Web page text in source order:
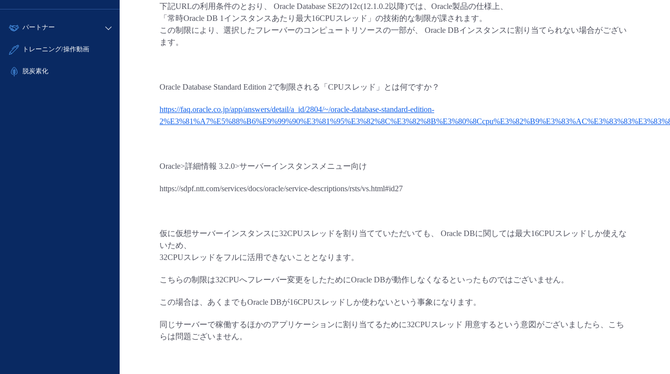
管理機能
すべてのメニューを見る
サポート
すべてのメニューを見る
- 初期設定・確認
- ユーザー機能の管理
- APIリファレンス
- IoT
- ITインフラストラクチャー
サービス稼働状況
故障/メンテナンス履歴
定期メンテナンス
パートナー
販売パートナー向けプログラム
トレーニング/操作動画
脱炭素化
下記URLの利用条件のとおり、 Oracle Database SE2の12c(12.1.0.2以降)では、Oracle製品の仕様上、
「常時Oracle DB 1インスタンスあたり最大16CPUスレッド」の技術的な制限が課されます。
この制限により、選択したフレーバーのコンピュートリソースの一部が、 Oracle DBインスタンスに割り当てられない場合がござい
ます。
Oracle Database Standard Edition 2で制限される「CPUスレッド」とは何ですか？
https://faq.oracle.co.jp/app/answers/detail/a_id/2804/~/oracle-database-standard-edition-
Oracle>詳細情報 3.2.0>サーバーインスタンスメニュー向け
https://sdpf.ntt.com/services/docs/oracle/service-descriptions/rsts/vs.html#id27
仮に仮想サーバーインスタンスに32CPUスレッドを割り当てていただいても、 Oracle DBに関しては最大16CPUスレッドしか使えな
いため、
32CPUスレッドをフルに活用できないこととなります。
こちらの制限は32CPUへフレーバー変更をしたためにOracle DBが動作しなくなるといったものではございません。
この場合は、あくまでもOracle DBが16CPUスレッドしか使わないという事象になります。
同じサーバーで稼働するほかのアプリケーションに割り当てるために32CPUスレッド 用意するという意図がございましたら、こち
らは問題ございません。